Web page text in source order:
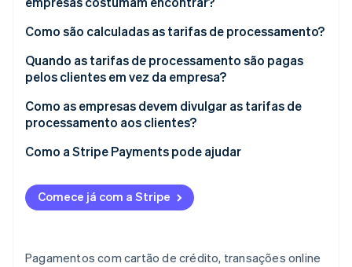
Veja como a Stripe está construindo a infraestrutura
Assista agora
Como são calculadas as tarifas de processamento?
Quando as tarifas de processamento são pagas
pelos clientes em vez da empresa?
Como as empresas devem divulgar as tarifas de
processamento aos clientes?
Como a Stripe Payments pode ajudar
Comece já com a Stripe
Pagamentos com cartão de crédito, transações online